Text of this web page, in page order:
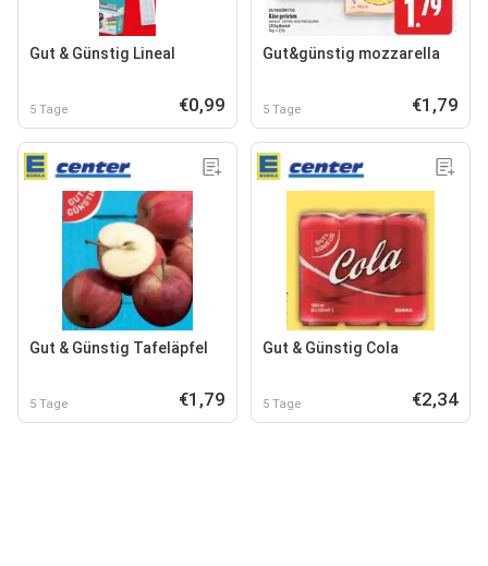
Gut & Günstig Lineal
5 Tage €0,99
Gut&günstig mozzarella
5 Tage €1,79
Gut & Günstig Tafeläpfel
5 Tage €1,79
Gut & Günstig Cola
5 Tage €2,34